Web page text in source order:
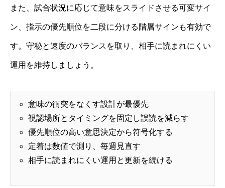
また、試合状況に応じて意味をスライドさせる可変サイ
ン、指示の優先順位を二段に分ける階層サインも有効で
す。守秘と速度のバランスを取り、相手に読まれにくい
運用を維持しましょう。
意味の衝突をなくす設計が最優先
視認場所とタイミングを固定し誤読を減らす
優先順位の高い意思決定から符号化する
定着は数値で測り、毎週見直す
相手に読まれにくい運用と更新を続ける